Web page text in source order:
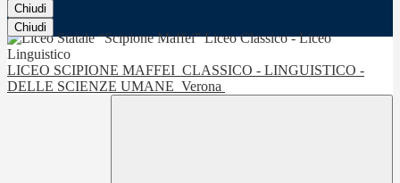
Chiudi
Chiudi
LICEO SCIPIONE MAFFEI CLASSICO - LINGUISTICO -
DELLE SCIENZE UMANE Verona